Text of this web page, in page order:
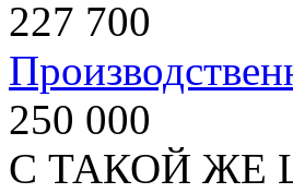
227 700
250 000
С ТАКОЙ ЖЕ